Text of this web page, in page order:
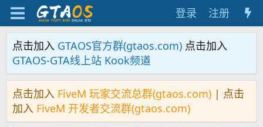
登录 注册
点击加入 GTAOS官方群(gtaos.com) 点击加入
GTAOS-GTA线上站 Kook频道
点击加入 FiveM 玩家交流总群(gtaos.com) | 点击
加入 FiveM 开发者交流群(gtaos.com)